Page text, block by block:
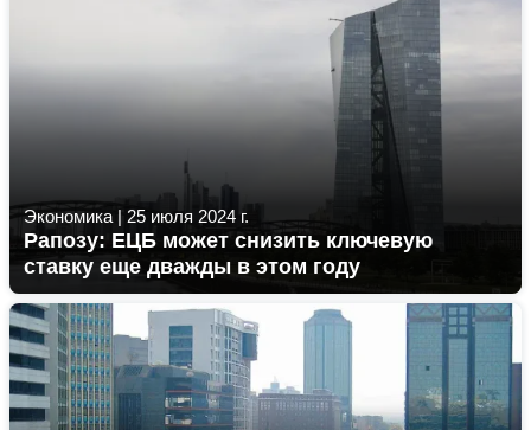
Экономика | 25 июля 2024 г.
Рапозу: ЕЦБ может снизить ключевую
ставку еще дважды в этом году